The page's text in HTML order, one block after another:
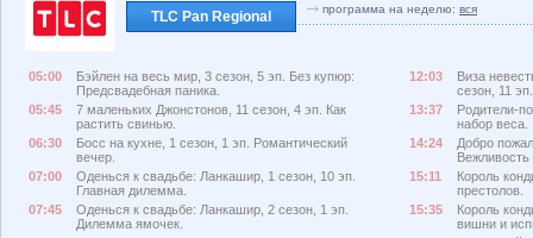
TLC Pan Regional программа на неделю: вся
05:00
Бэйлен на весь мир, 3 сезон, 5 эп. Без купюр:
Предсвадебная паника.
05:45
7 маленьких Джонстонов, 11 сезон, 4 эп. Как
растить свинью.
06:30
Босс на кухне, 1 сезон, 1 эп. Романтический
вечер.
07:00
Оденься к свадьбе: Ланкашир, 1 сезон, 10 эп.
Главная дилемма.
07:45
Оденься к свадьбе: Ланкашир, 2 сезон, 1 эп.
Дилемма ямочек.
12:03
Виза
сезон, 11
13:37
Родители-
набор веса.
14:24
Добро
Вежливость
15:11
Король
престолов.
15:35
Король
вишни и